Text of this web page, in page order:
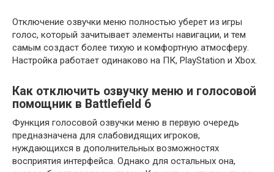
Отключение озвучки меню полностью уберет из игры
голос, который зачитывает элементы навигации, и тем
самым создаст более тихую и комфортную атмосферу.
Настройка работает одинаково на ПК, PlayStation и Xbox.
Как отключить озвучку меню и голосовой
помощник в Battlefield 6
Функция голосовой озвучки меню в первую очередь
предназначена для слабовидящих игроков,
нуждающихся в дополнительных возможностях
восприятия интерфейса. Однако для остальных она,